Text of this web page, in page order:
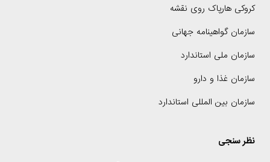
کروکی هارپاک روی نقشه
سازمان گواهینامه جهانی
سازمان ملی استاندارد
سازمان غذا و دارو
سازمان بین المللی استاندارد
نظر سنجی